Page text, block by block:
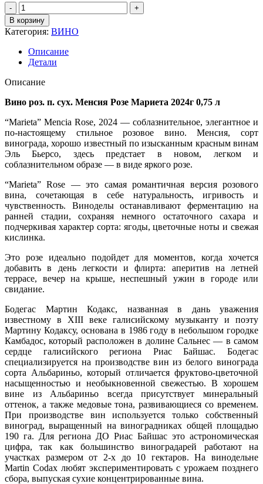
Количество
товара
Вино
роз.
п.
сух.
Менсия
Розе
2024г
л
В корзину
Категория: ВИНО
Описание
Детали
Описание
Вино роз. п. сух. Менсия Розе Мариета 2024г 0,75 л
“Marieta” Mencia Rose, 2024 — соблазнительное, элегантное и
по‑настоящему стильное розовое вино. Менсия, сорт
винограда, хорошо известный по изысканным красным винам
Эль Бьерсо, здесь предстает в новом, легком и
соблазнительном образе — в виде яркого розе.
“Marieta” Rose — это самая романтичная версия розового
вина, сочетающая в себе натуральность, игривость и
чувственность. Виноделы останавливают ферментацию на
ранней стадии, сохраняя немного остаточного сахара и
подчеркивая характер сорта: ягоды, цветочные ноты и свежая
кислинка.
Это розе идеально подойдет для моментов, когда хочется
добавить в день легкости и флирта: аперитив на летней
террасе, вечер на крыше, неспешный ужин в городе или
свидание.
Бодегас Мартин Кодакс, названная в дань уважения
известному в XIII веке галисийскому музыканту и поэту
Мартину Кодаксу, основана в 1986 году в небольшом городке
Камбадос, который расположен в долине Сальнес — в самом
сердце галисийского региона Риас Байшас. Бодегаc
специализируется на производстве вин из белого винограда
сорта Альбариньо, который отличается фруктово-цветочной
насыщенностью и необыкновенной свежестью. В хорошем
вине из Альбариньо всегда присутствует минеральный
оттенок, а также медовые тона, развивающиеся со временем.
При производстве вин используется только собственный
виноград, выращенный на виноградниках общей площадью
190 га. Для региона ДО Риас Байшас это астрономическая
цифра, так как большинство виноградарей работают на
участках размером от 2-х до 10 гектаров. На винодельне
Martin Codax любят экспериментировать с урожаем позднего
сбора, выпуская сухие концентрированные вина.